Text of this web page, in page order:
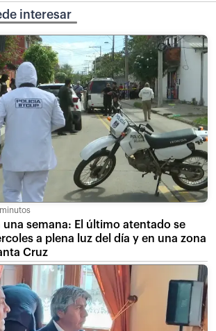
interesar
una semana: El último atentado se
a plena luz del día y en una zona
Cruz